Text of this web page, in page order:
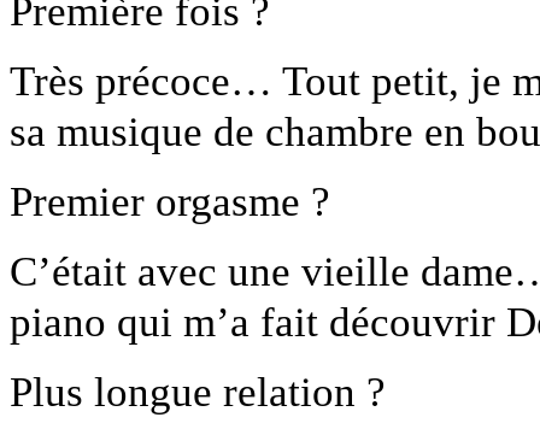
Première fois ?
Très précoce… Tout petit, je
sa musique de chambre en
Premier orgasme ?
C’était avec une vieille
piano qui m’a fait découvrir
Plus longue relation ?